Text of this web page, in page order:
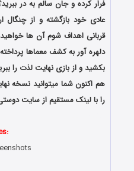
فرار کرده و جان سالم به در
عادی خود بازگشته و از چنگال
قربانی اهداف شوم آن ها
دلهره آور به کشف معماها
بکشید و از بازی نهایت لذت را
هم اکنون شما میتوانید نسخه
را با لینک مستقیم از سایت